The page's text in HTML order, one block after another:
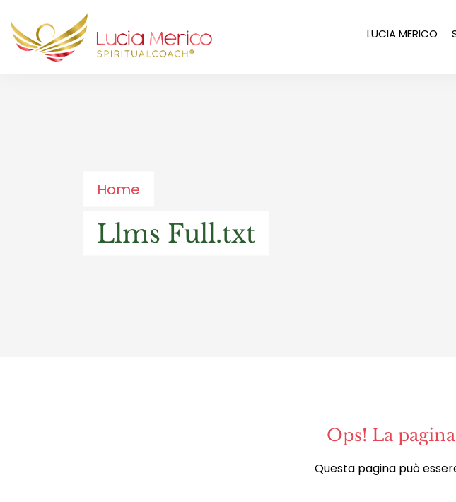
LUCIA MERICO
Home
Llms Full.txt
Ops! La
Questa pagina può